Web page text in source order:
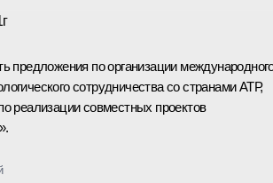
предложения по организации
сотрудничества со странами АТР,
реализации совместных проектов